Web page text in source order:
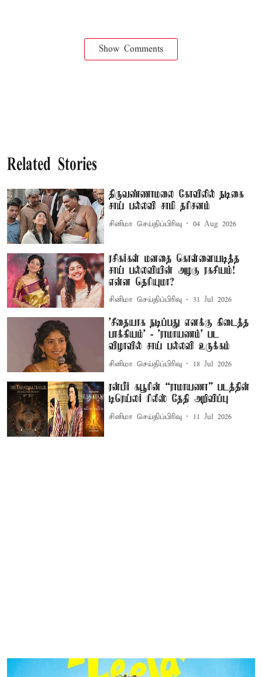
Show Comments
Related Stories
திருவண்ணாமலை கோவிலில் நடிகை
சாய் பல்லவி சாமி தரிசனம்
சினிமா செய்திப்பிரிவு 04 Aug 2026
ரசிகர்கள் மனதை கொள்ளையடித்த
சாய் பல்லவியின் அழகு ரகசியம்!
என்ன தெரியுமா?
சினிமா செய்திப்பிரிவு 31 Jul 2026
'சீதையாக நடிப்பது எனக்கு கிடைத்த
பாக்கியம்’ - 'ராமாயணம்' பட
விழாவில் சாய் பல்லவி உருக்கம்
சினிமா செய்திப்பிரிவு 18 Jul 2026
ரன்பீர் கபூரின் “ராமாயணா” படத்தின்
டிரெய்லர் ரிலீஸ் தேதி அறிவிப்பு
சினிமா செய்திப்பிரிவு 11 Jul 2026